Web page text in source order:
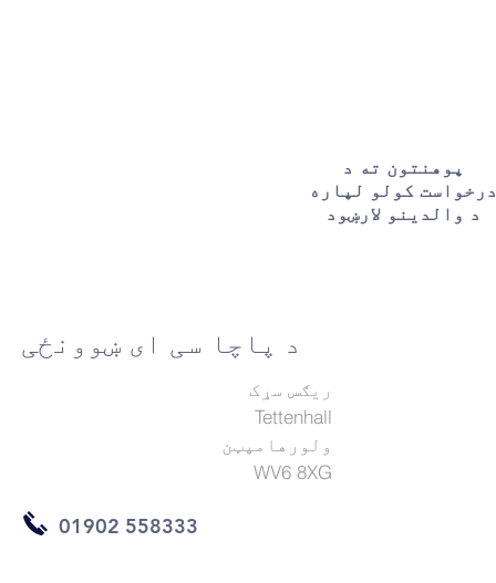
پوهنتون ته د
درخواست کولو لپاره
د والدینو لارښود
د پاچا سی ای ښوونځی
ریګس سړک
Tettenhall
ولورهامپټن
WV6 8XG
01902 558333